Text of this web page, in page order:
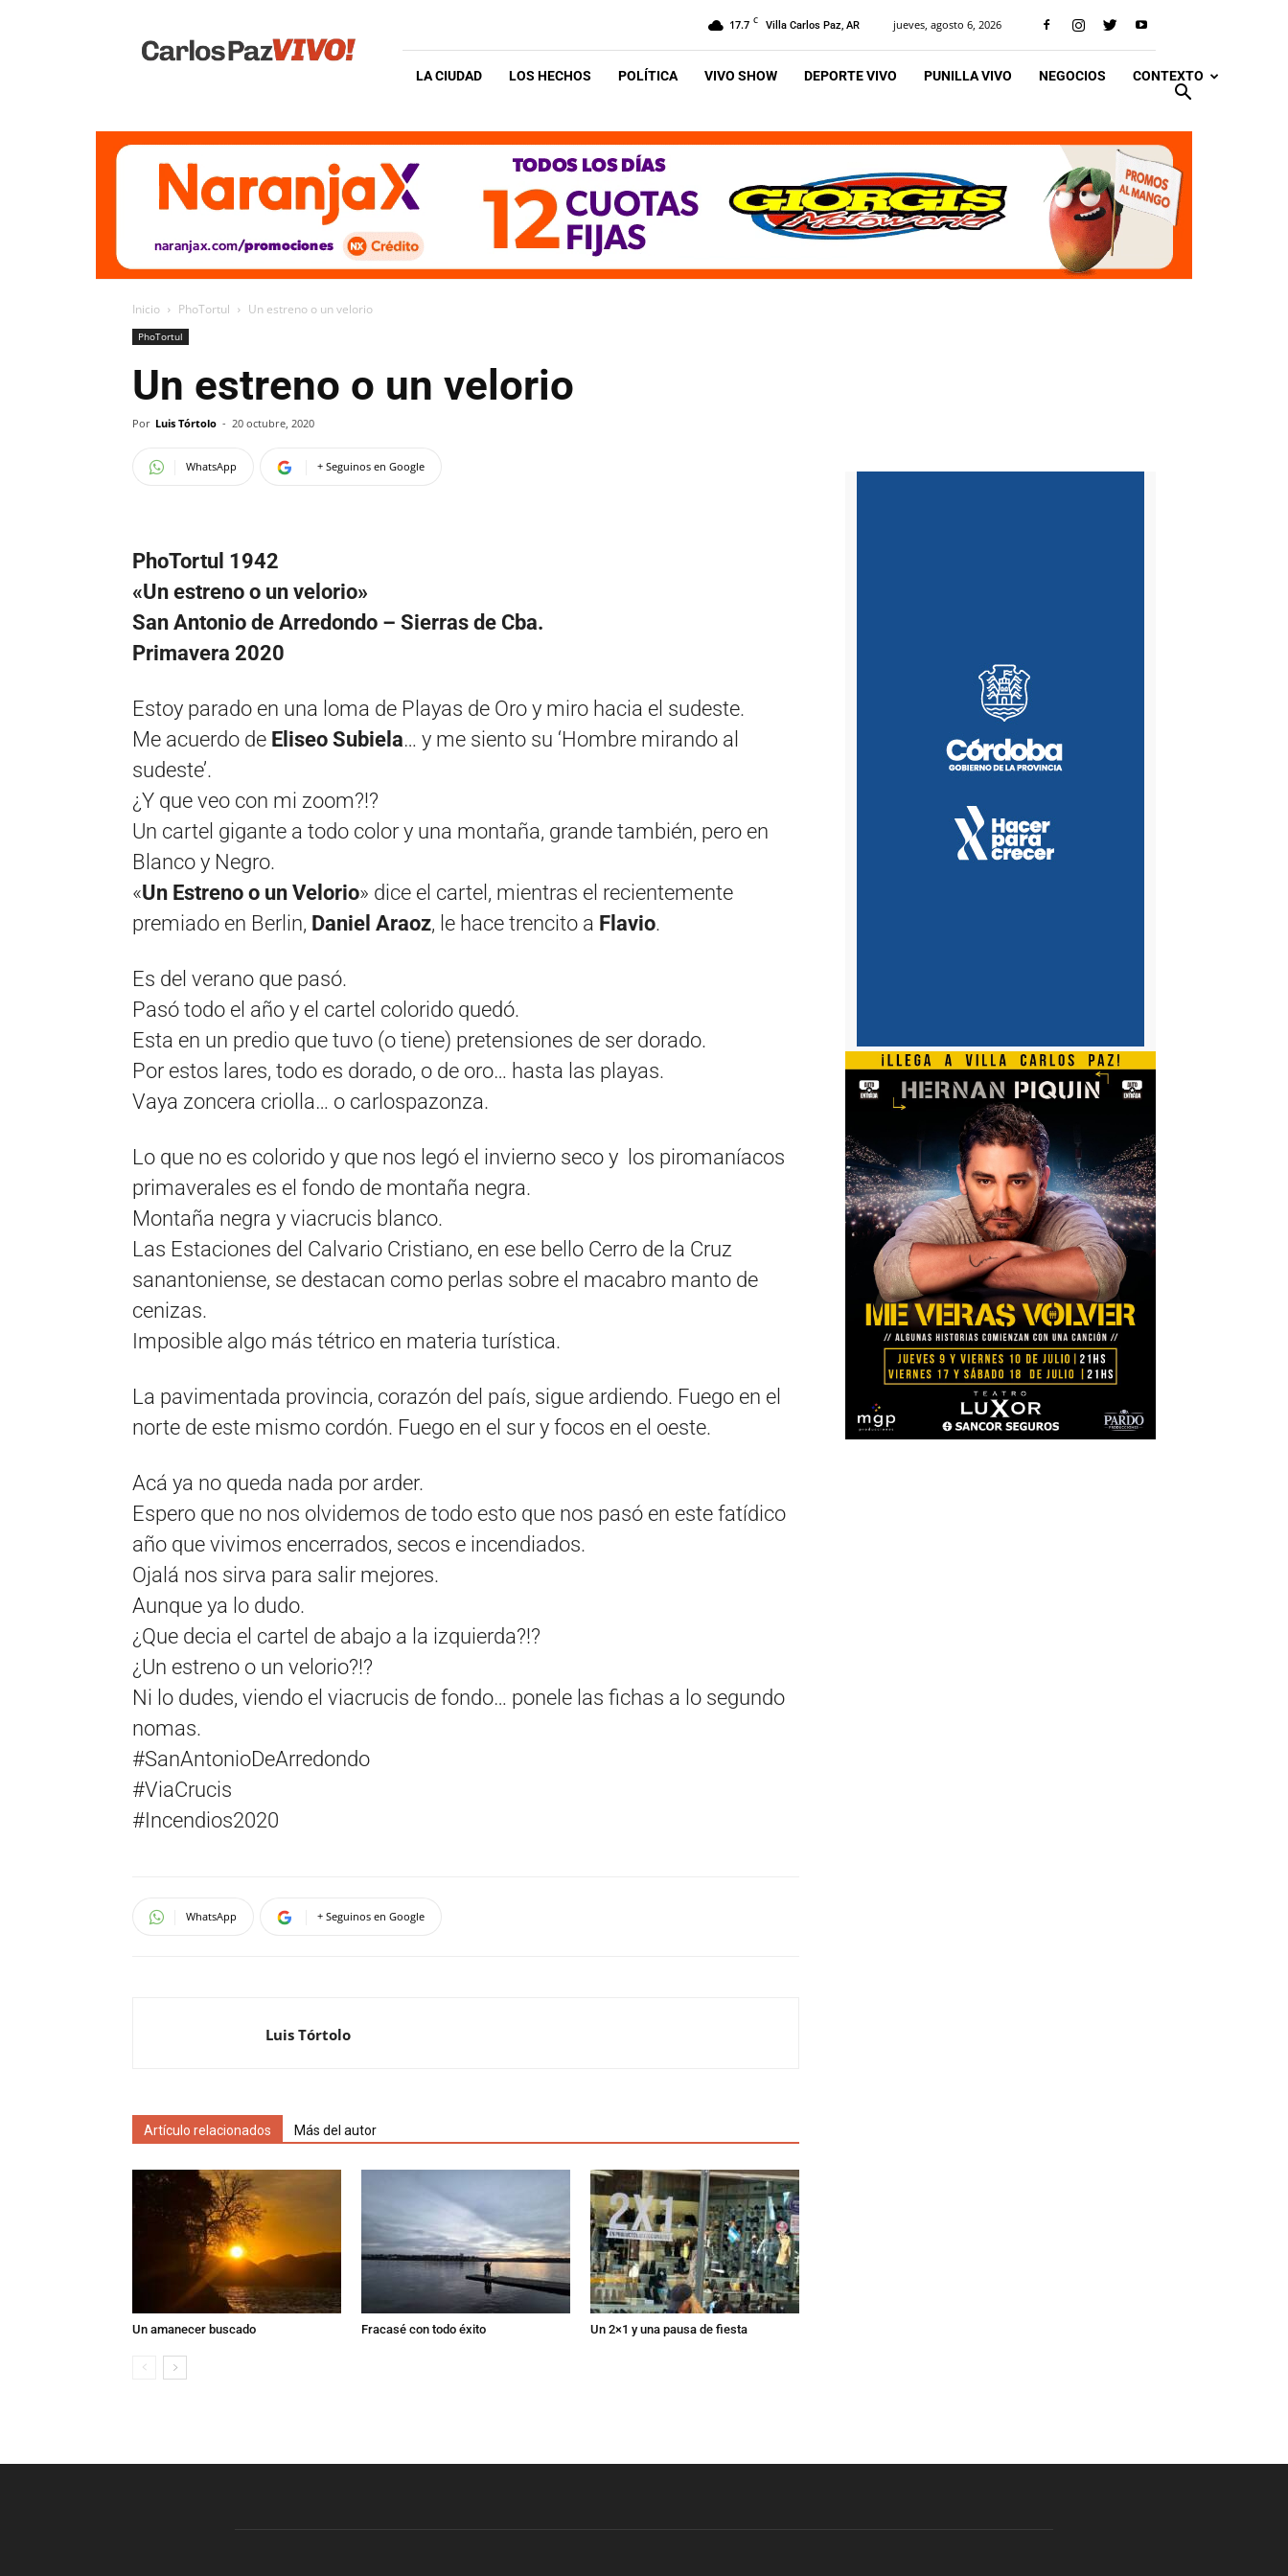
Vivo
17.7 C Villa Carlos Paz, AR jueves, agosto 6, 2026
LA CIUDAD LOS HECHOS POLÍTICA VIVO SHOW DEPORTE VIVO PUNILLA VIVO NEGOCIOS CONTEXTO
Inicio PhoTortul Un estreno o un velorio
PhoTortul
Un estreno o un velorio
Por Luis Tórtolo - 20 octubre, 2020
WhatsApp + Seguinos en Google
PhoTortul 1942
«Un estreno o un velorio»
San Antonio de Arredondo – Sierras de Cba.
Primavera 2020
Estoy parado en una loma de Playas de Oro y miro hacia el sudeste.
Me acuerdo de Eliseo Subiela… y me siento su ‘Hombre mirando al
sudeste’.
¿Y que veo con mi zoom?!?
Un cartel gigante a todo color y una montaña, grande también, pero en
Blanco y Negro.
«Un Estreno o un Velorio» dice el cartel, mientras el recientemente
premiado en Berlin, Daniel Araoz, le hace trencito a Flavio.
Es del verano que pasó.
Pasó todo el año y el cartel colorido quedó.
Esta en un predio que tuvo (o tiene) pretensiones de ser dorado.
Por estos lares, todo es dorado, o de oro… hasta las playas.
Vaya zoncera criolla… o carlospazonza.
Lo que no es colorido y que nos legó el invierno seco y los piromaníacos
primaverales es el fondo de montaña negra.
Montaña negra y viacrucis blanco.
Las Estaciones del Calvario Cristiano, en ese bello Cerro de la Cruz
sanantoniense, se destacan como perlas sobre el macabro manto de
cenizas.
Imposible algo más tétrico en materia turística.
La pavimentada provincia, corazón del país, sigue ardiendo. Fuego en el
norte de este mismo cordón. Fuego en el sur y focos en el oeste.
Acá ya no queda nada por arder.
Espero que no nos olvidemos de todo esto que nos pasó en este fatídico
año que vivimos encerrados, secos e incendiados.
Ojalá nos sirva para salir mejores.
Aunque ya lo dudo.
¿Que decia el cartel de abajo a la izquierda?!?
¿Un estreno o un velorio?!?
Ni lo dudes, viendo el viacrucis de fondo… ponele las fichas a lo segundo
nomas.
#SanAntonioDeArredondo
#ViaCrucis
#Incendios2020
WhatsApp + Seguinos en Google
Luis Tórtolo
Artículo relacionados Más del autor
Un amanecer buscado Fracasé con todo éxito Un 2×1 y una pausa de fiesta